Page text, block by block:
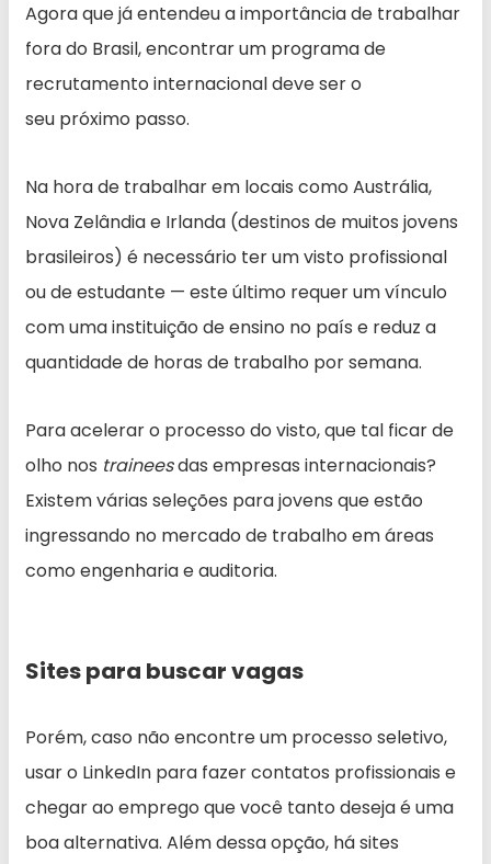
Agora que já entendeu a importância de trabalhar
fora do Brasil, encontrar um programa de
recrutamento internacional deve ser o
seu próximo passo.
Na hora de trabalhar em locais como Austrália,
Nova Zelândia e Irlanda (destinos de muitos jovens
brasileiros) é necessário ter um visto profissional
ou de estudante — este último requer um vínculo
com uma instituição de ensino no país e reduz a
quantidade de horas de trabalho por semana.
Para acelerar o processo do visto, que tal ficar de
olho nos traineesdas empresas internacionais?
Existem várias seleções para jovens que estão
ingressando no mercado de trabalho em áreas
como engenharia e auditoria.
Sites para buscar vagas
Porém, caso não encontre um processo seletivo,
usar o LinkedIn para fazer contatos profissionais e
chegar ao emprego que você tanto deseja é uma
boa alternativa. Além dessa opção, há sites